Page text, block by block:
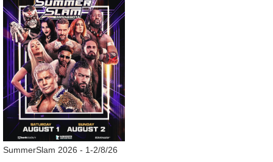
SummerSlam 2026 - 1-2/8/26